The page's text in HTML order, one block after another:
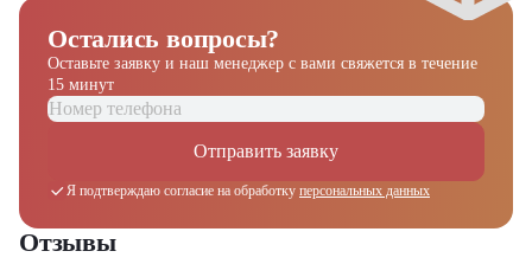
Остались вопросы?
Оставьте заявку и наш менеджер с вами свяжется в течение
15 минут
Отправить заявку
Я подтверждаю согласие на обработку персональных данных
Отзывы
Получите выгодное
предложение на спецтехнику
из наличия!
Ответьте на несколько вопросов — мы предоставим
персональную подборку моделей и лучшие условия